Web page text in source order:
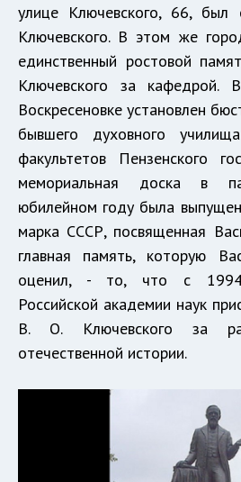
улице Ключевского, 66,
Ключевского. В этом же
единственный ростовой
Ключевского за кафедрой.
Воскресеновке установлен
бывшего духовного
факультетов Пензенского
мемориальная доска в
юбилейном году была
марка СССР, посвященная
главная память, которую
оценил, - то, что с
Российской академии наук
В. О. Ключевского за
отечественной истории.